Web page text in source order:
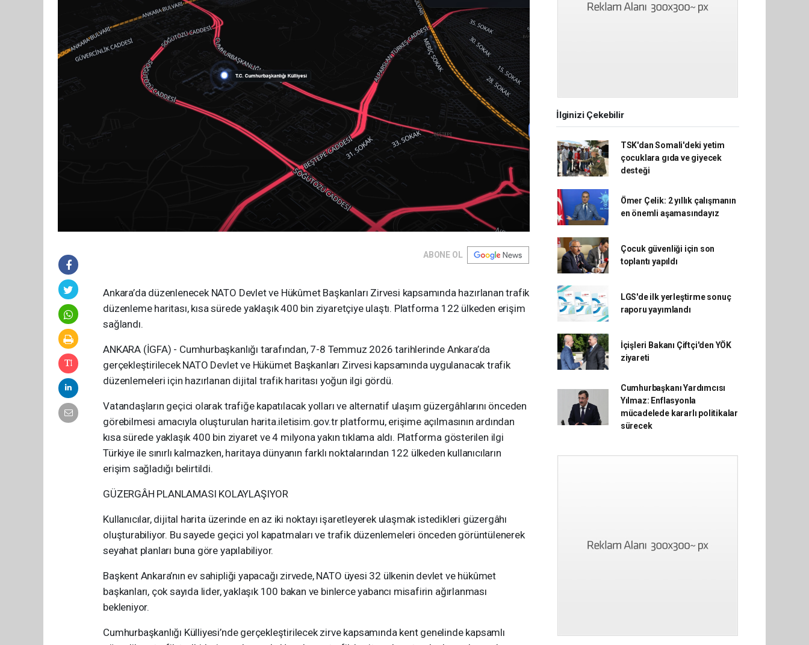
ABONE OL
Ankara’da düzenlenecek NATO Devlet ve Hükûmet Başkanları Zirvesi kapsamında hazırlanan trafik
düzenleme haritası, kısa sürede yaklaşık 400 bin ziyaretçiye ulaştı. Platforma 122 ülkeden erişim
sağlandı.
ANKARA (İGFA) - Cumhurbaşkanlığı tarafından, 7-8 Temmuz 2026 tarihlerinde Ankara’da
gerçekleştirilecek NATO Devlet ve Hükümet Başkanları Zirvesi kapsamında uygulanacak trafik
düzenlemeleri için hazırlanan dijital trafik haritası yoğun ilgi gördü.
Vatandaşların geçici olarak trafiğe kapatılacak yolları ve alternatif ulaşım güzergâhlarını önceden
görebilmesi amacıyla oluşturulan harita.iletisim.gov.tr platformu, erişime açılmasının ardından
kısa sürede yaklaşık 400 bin ziyaret ve 4 milyona yakın tıklama aldı. Platforma gösterilen ilgi
Türkiye ile sınırlı kalmazken, haritaya dünyanın farklı noktalarından 122 ülkeden kullanıcıların
erişim sağladığı belirtildi.
GÜZERGÂH PLANLAMASI KOLAYLAŞIYOR
Kullanıcılar, dijital harita üzerinde en az iki noktayı işaretleyerek ulaşmak istedikleri güzergâhı
oluşturabiliyor. Bu sayede geçici yol kapatmaları ve trafik düzenlemeleri önceden görüntülenerek
seyahat planları buna göre yapılabiliyor.
Başkent Ankara’nın ev sahipliği yapacağı zirvede, NATO üyesi 32 ülkenin devlet ve hükûmet
başkanları, çok sayıda lider, yaklaşık 100 bakan ve binlerce yabancı misafirin ağırlanması
bekleniyor.
Cumhurbaşkanlığı Külliyesi’nde gerçekleştirilecek zirve kapsamında kent genelinde kapsamlı
İlginizi Çekebilir
TSK'dan Somali'deki yetim
çocuklara gıda ve giyecek
desteği
Ömer Çelik: 2 yıllık çalışmanın
en önemli aşamasındayız
Çocuk güvenliği için son
toplantı yapıldı
LGS'de ilk yerleştirme sonuç
raporu yayımlandı
İçişleri Bakanı Çiftçi'den YÖK
ziyareti
Cumhurbaşkanı Yardımcısı
Yılmaz: Enflasyonla
mücadelede kararlı politikalar
sürecek